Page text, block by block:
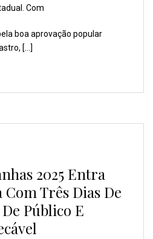
Com
boa aprovação popular
[…]
2025 Entra
Três Dias De
Público E